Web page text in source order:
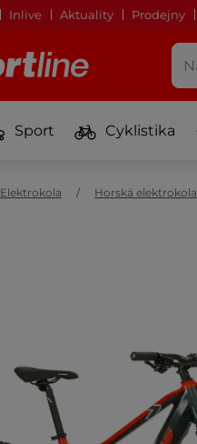
Inlive Aktuality Prodejny
Sport Cyklistika
Elektrokola Horská elektrokola